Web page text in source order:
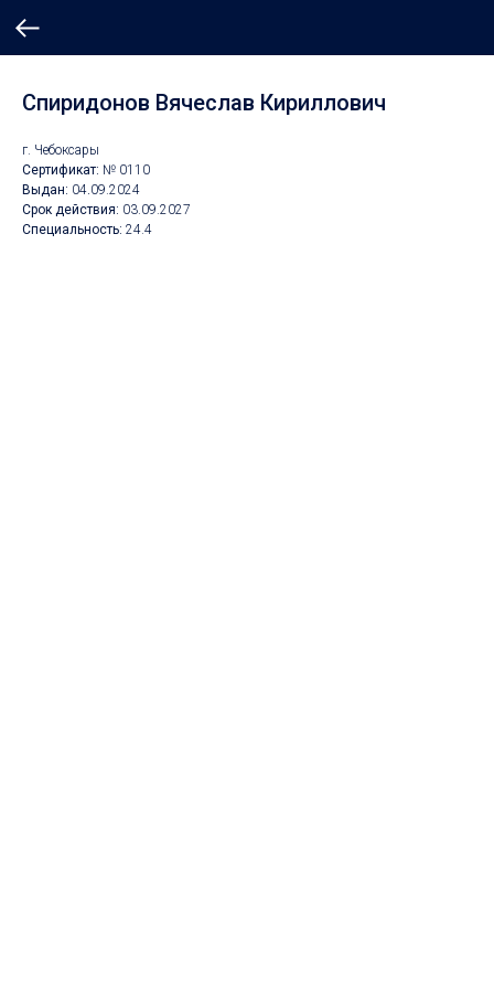
Спиридонов Вячеслав Кириллович
г. Чебоксары
Сертификат: № 0110
Выдан: 04.09.2024
Срок действия: 03.09.2027
Специальность: 24.4